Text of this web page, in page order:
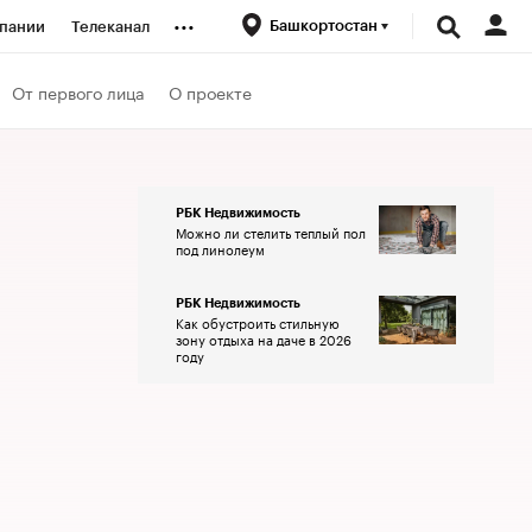
Телеканал ... Башкортостан
От первого лица О проекте
РБК Недвижимость
Можно ли стелить теплый пол
под линолеум
РБК Недвижимость
Как обустроить стильную
зону отдыха на даче в 2026
году